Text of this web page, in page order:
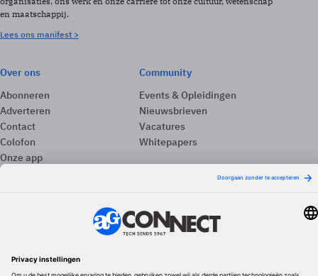
en maatschappij.
Lees ons manifest >
Over ons
Abonneren
Adverteren
Contact
Colofon
Onze app
Community
Events & Opleidingen
Nieuwsbrieven
Vacatures
Whitepapers
Redactionele partner